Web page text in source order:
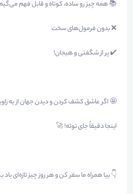
📚 همه چیز رو ساده، کوتاه و قابل فهم
❌ بدون فرمول‌های سخت
✔️ پر از شگفتی و هیجان!
🤩 اگر عاشق کشف کردن و دیدن جهان از یه
اینجا دقیقاً جای توئه! 🚀
👇 بیا همراه ما سفر کن و هر روز چیز تازه‌ای یاد